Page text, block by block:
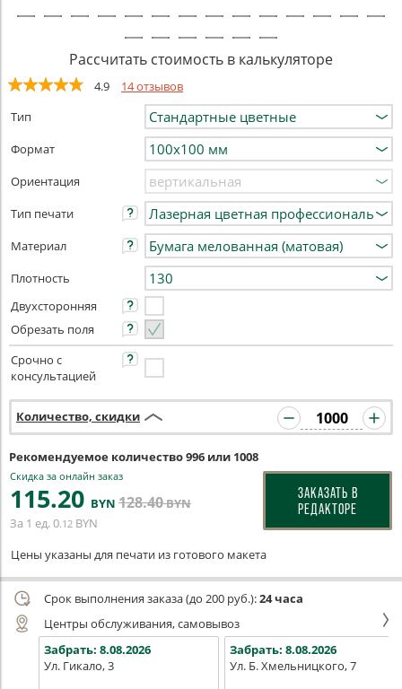
Рассчитать стоимость в калькуляторе
4.9
14 отзывов
Тип
Формат
Ориентация
Тип печати
Материал
Плотность
Двухсторонняя
Обрезать поля
Срочно с
консультацией
Количество, скидки
Рекомендуемое количество 996 или 1008
Скидка за онлайн заказ
115.20 BYN 128.40BYN
За 1 ед.0.12 BYN
ЗАКАЗАТЬ В
РЕДАКТОРЕ
Цены указаны для печати из готового макета
Срок выполнения заказа (до 200 руб.):24 часа
Центры обслуживания, самовывоз
Забрать: 8.08.2026
Ул. Гикало, 3
Забрать: 8.08.2026
Ул. Б. Хмельницкого, 7